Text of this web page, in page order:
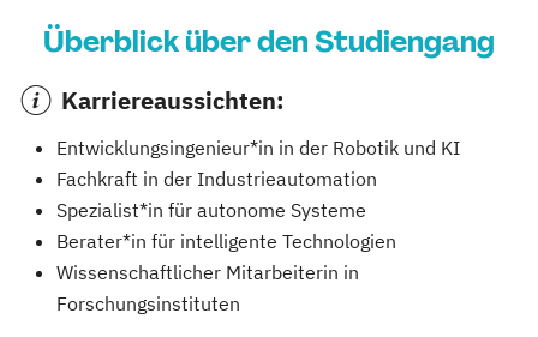
Überblick über den Studiengang
Karriereaussichten:
Entwicklungsingenieur*in in der Robotik und KI
Fachkraft in der Industrieautomation
Spezialist*in für autonome Systeme
Berater*in für intelligente Technologien
Wissenschaftlicher Mitarbeiterin in
Forschungsinstituten